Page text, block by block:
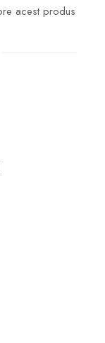
acest produs